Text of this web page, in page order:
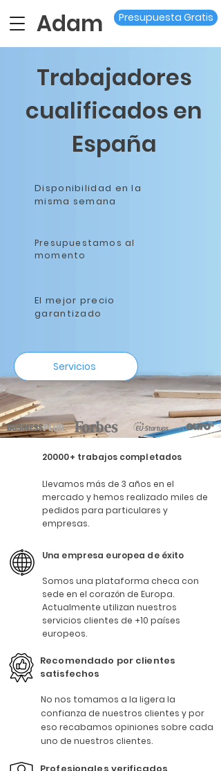
Adam Presupuesta Gratis
Trabajadores
cualificados en
España
Disponibilidad en la
misma semana
Presupuestamos al
momento
El mejor precio
garantizado
Servicios
20000+ trabajos completados
Llevamos más de 3 años en el
mercado y hemos realizado miles de
pedidos para particulares y
empresas.
Una empresa europea de éxito
Somos una plataforma checa con
sede en el corazón de Europa.
Actualmente utilizan nuestros
servicios clientes de +10 países
europeos.
Recomendado por clientes
satisfechos
No nos tomamos a la ligera la
confianza de nuestros clientes y por
eso recabamos opiniones sobre cada
uno de nuestros clientes.